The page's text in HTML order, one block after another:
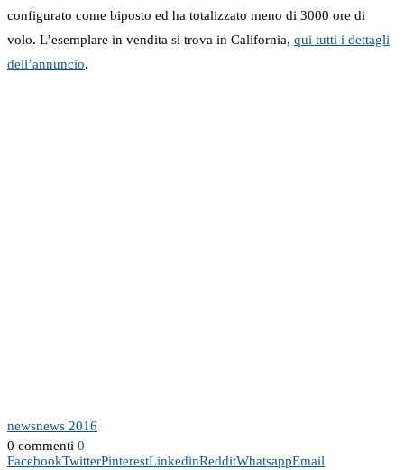
configurato come biposto ed ha totalizzato meno di 3000 ore di
volo. L’esemplare in vendita si trova in California, qui tutti i dettagli
dell’annuncio.
newsnews 2016
0 commenti 0
FacebookTwitterPinterestLinkedinRedditWhatsappEmail